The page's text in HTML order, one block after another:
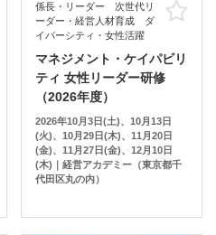
お気に入り係長・リーダー 次世代リ
ーダー・経営人材育成 ダ
イバーシティ・女性活躍
マネジメント・ケイパビリ
ティ 女性リーダー研修
（2026年度）
2026年10月3日(土)、10月13日
(火)、10月29日(木)、11月20日
(金)、11月27日(金)、12月10日
(木)｜経営アカデミー（東京都千
代田区丸の内）